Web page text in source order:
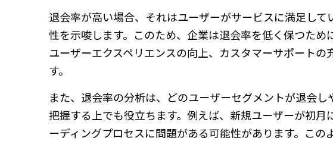
退会率が高い場合、それはユーザーがサービスに満足し
性を示唆します。このため、企業は退会率を低く保つため
ユーザーエクスペリエンスの向上、カスタマーサポート
す。
また、退会率の分析は、どのユーザーセグメントが退会
把握する上でも役立ちます。例えば、新規ユーザーが初
ーディングプロセスに問題がある可能性があります。こ